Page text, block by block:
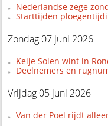
Nederlandse zege
Starttijden
Zondag 07 juni 2026
Keije Solen wint in
Deelnemers en
Vrijdag 05 juni 2026
Van der Poel rijdt